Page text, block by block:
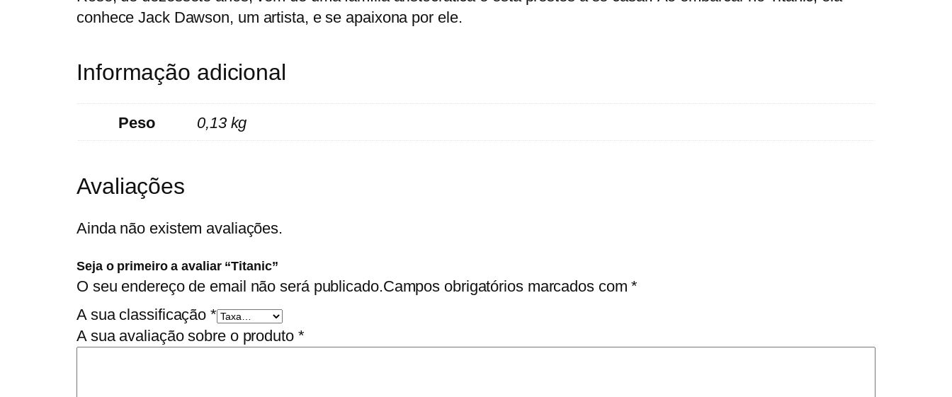
T
c
conhece Jack Dawson, um artista, e se apaixona por ele.
Informação adicional
Peso 0,13 kg
Avaliações
Ainda não existem avaliações.
Seja o primeiro a avaliar “Titanic”
O seu endereço de email não será publicado.Campos obrigatórios marcados com*
A sua classificação *
A sua avaliação sobre o produto *